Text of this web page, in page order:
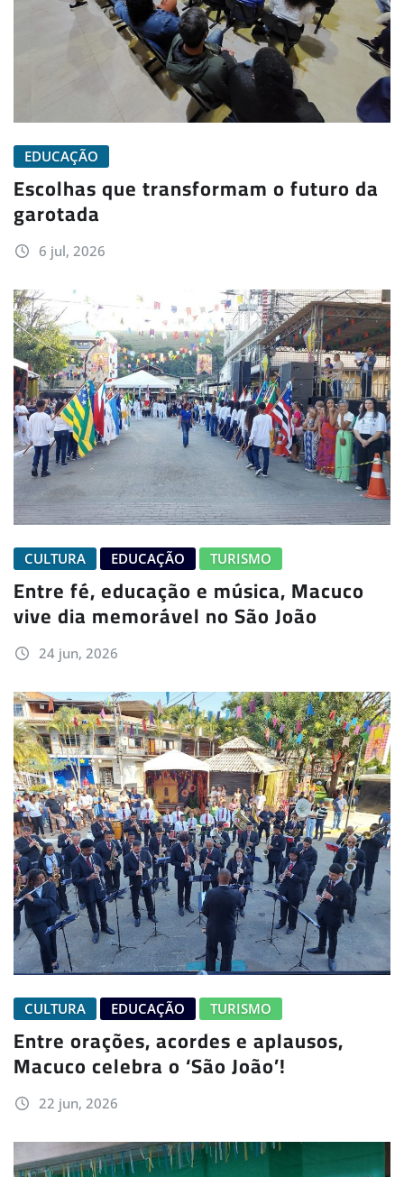
EDUCAÇÃO
Escolhas que transformam o futuro da
garotada
6 jul, 2026
CULTURA EDUCAÇÃO TURISMO
Entre fé, educação e música, Macuco
vive dia memorável no São João
24 jun, 2026
CULTURA EDUCAÇÃO TURISMO
Entre orações, acordes e aplausos,
Macuco celebra o ‘São João’!
22 jun, 2026